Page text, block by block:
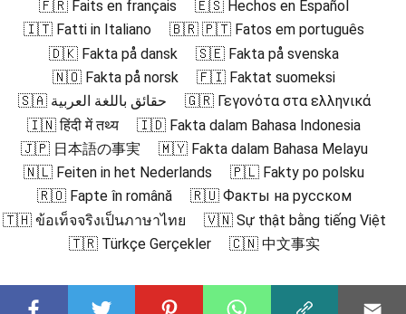
🇫🇷 Faits en français
🇪🇸 Hechos en Español
🇮🇹 Fatti in Italiano
🇧🇷 🇵🇹 Fatos em português
🇩🇰 Fakta på dansk
🇸🇪 Fakta på svenska
🇳🇴 Fakta på norsk
🇫🇮 Faktat suomeksi
🇸🇦 حقائق باللغة العربية
🇬🇷 Γεγονότα στα ελληνικά
🇮🇳 हिंदी में तथ्य
🇮🇩 Fakta dalam Bahasa Indonesia
🇯🇵 日本語の事実
🇲🇾 Fakta dalam Bahasa Melayu
🇳🇱 Feiten in het Nederlands
🇵🇱 Fakty po polsku
🇷🇴 Fapte în română
🇷🇺 Факты на русском
🇹🇭 ข้อเท็จจริงเป็นภาษาไทย
🇻🇳 Sự thật bằng tiếng Việt
🇹🇷 Türkçe Gerçekler
🇨🇳 中文事实